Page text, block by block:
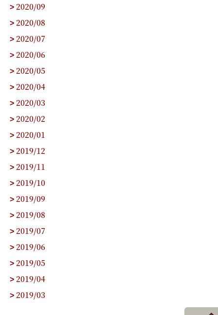
> 2020/09
> 2020/08
> 2020/07
> 2020/06
> 2020/05
> 2020/04
> 2020/03
> 2020/02
> 2020/01
> 2019/12
> 2019/11
> 2019/10
> 2019/09
> 2019/08
> 2019/07
> 2019/06
> 2019/05
> 2019/04
> 2019/03